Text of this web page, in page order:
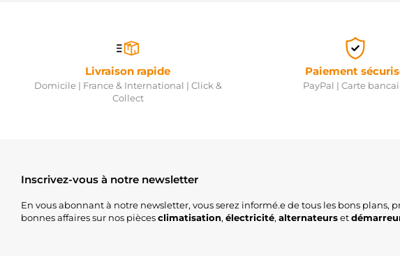
Livraison rapide
Domicile | France & International | Click &
Collect
Paiement
PayPal | Carte
Inscrivez-vous à notre newsletter
En vous abonnant à notre newsletter, vous serez informé.e de tous les bons plans,
bonnes affaires sur nos piècesclimatisation, électricité, alternateurset